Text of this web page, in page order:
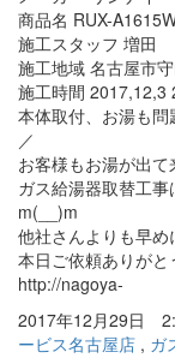
商品名 RUX-
施工スタッフ 増田
施工地域 名古屋市
施工時間 2017,12,3
本体取付、お湯も
／
お客様もお湯が出て
ガス給湯器取替工
m(__)m
他社さんよりも早
本日ご依頼ありが
http://nagoya-
2017年12月29日
ービス名古屋店 , ガ